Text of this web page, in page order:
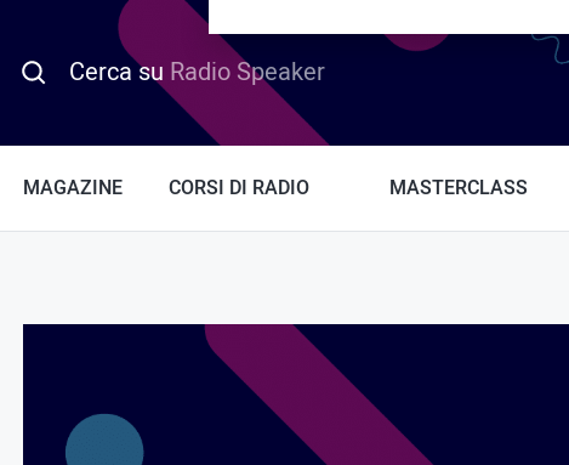
Cerca su Radio Speaker
MAGAZINE CORSI DI RADIO MASTERCLASS